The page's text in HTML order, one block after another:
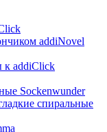
addiNovel
к addiClick
Sockenwunder
спиральные